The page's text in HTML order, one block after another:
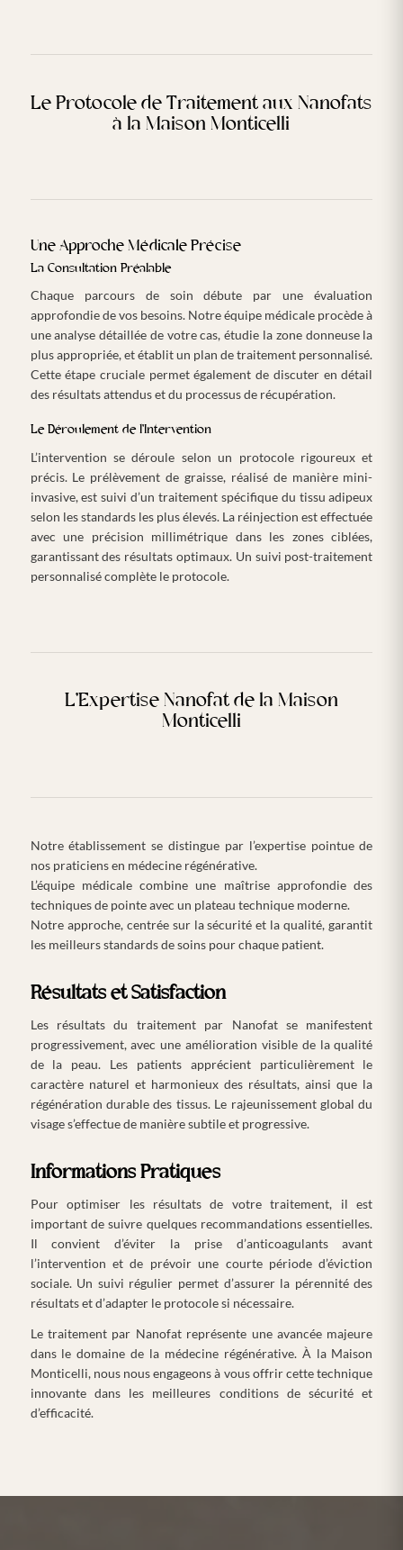
Le Protocole de Traitement aux Nanofats
à la Maison Monticelli
Une Approche Médicale Précise
La Consultation Préalable
Chaque parcours de soin débute par une évaluation
approfondie de vos besoins. Notre équipe médicale procède à
une analyse détaillée de votre cas, étudie la zone donneuse la
plus appropriée, et établit un plan de traitement personnalisé.
Cette étape cruciale permet également de discuter en détail
des résultats attendus et du processus de récupération.
Le Déroulement de l’Intervention
L’intervention se déroule selon un protocole rigoureux et
précis. Le prélèvement de graisse, réalisé de manière mini-
invasive, est suivi d’un traitement spécifique du tissu adipeux
selon les standards les plus élevés. La réinjection est effectuée
avec une précision millimétrique dans les zones ciblées,
garantissant des résultats optimaux. Un suivi post-traitement
personnalisé complète le protocole.
L’Expertise Nanofat de la Maison
Monticelli
Notre établissement se distingue par l’expertise pointue de
nos praticiens en médecine régénérative.
L’équipe médicale combine une maîtrise approfondie des
techniques de pointe avec un plateau technique moderne.
Notre approche, centrée sur la sécurité et la qualité, garantit
les meilleurs standards de soins pour chaque patient.
Résultats et Satisfaction
Les résultats du traitement par Nanofat se manifestent
progressivement, avec une amélioration visible de la qualité
de la peau. Les patients apprécient particulièrement le
caractère naturel et harmonieux des résultats, ainsi que la
régénération durable des tissus. Le rajeunissement global du
visage s’effectue de manière subtile et progressive.
Informations Pratiques
Pour optimiser les résultats de votre traitement, il est
important de suivre quelques recommandations essentielles.
Il convient d’éviter la prise d’anticoagulants avant
l’intervention et de prévoir une courte période d’éviction
sociale. Un suivi régulier permet d’assurer la pérennité des
résultats et d’adapter le protocole si nécessaire.
Le traitement par Nanofat représente une avancée majeure
dans le domaine de la médecine régénérative. À la Maison
Monticelli, nous nous engageons à vous offrir cette technique
innovante dans les meilleures conditions de sécurité et
d’efficacité.